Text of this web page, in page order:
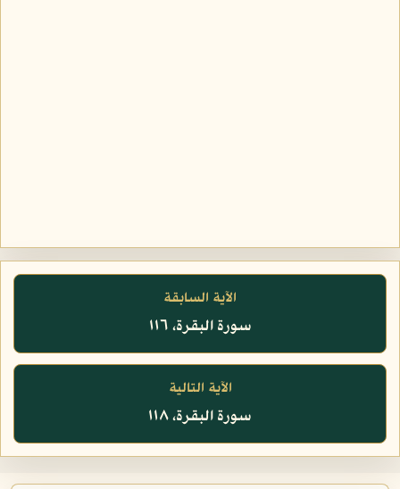
الآية السابقة
سورة البقرة، ١١٦
الآية التالية
سورة البقرة، ١١٨